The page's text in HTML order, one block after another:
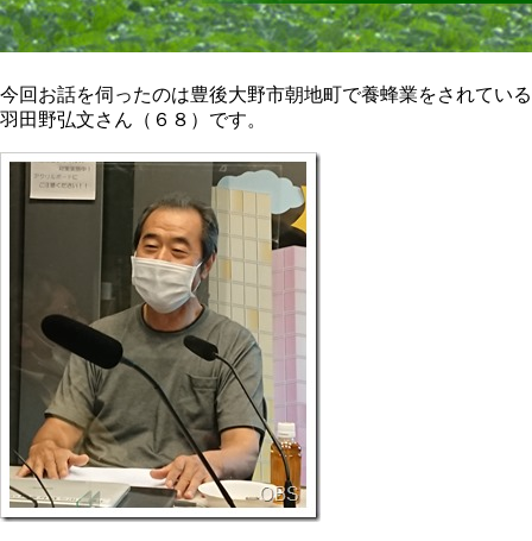
今回お話を伺ったのは豊後大野市朝地町で養蜂業をされている
羽田野弘文さん（６８）です。